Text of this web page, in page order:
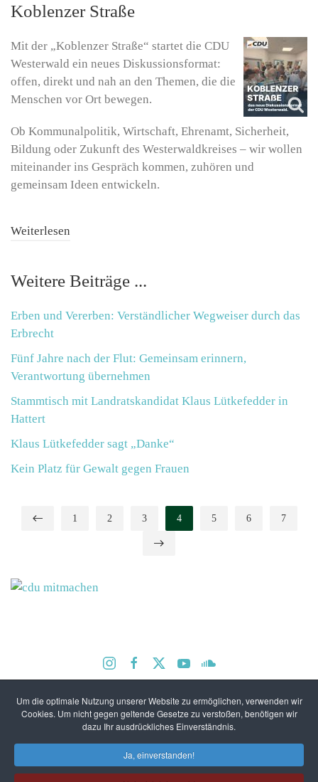
Um die optimale Nutzung unserer Website zu ermöglichen, verwenden wir
Cookies. Um nicht gegen geltende Gesetze zu verstoßen, benötigen wir
dazu Ihr ausdrückliches Einverständnis.
Ja, einverstanden!
Koblenzer Straße
Mit der „Koblenzer Straße“ startet die CDU
Westerwald ein neues Diskussionsformat:
offen, direkt und nah an den Themen, die die
Menschen vor Ort bewegen.
Ob Kommunalpolitik, Wirtschaft, Ehrenamt, Sicherheit,
Bildung oder Zukunft des Westerwaldkreises – wir wollen
miteinander ins Gespräch kommen, zuhören und
gemeinsam Ideen entwickeln.
Weiterlesen
Weitere Beiträge ...
Erben und Vererben: Verständlicher Wegweiser durch das
Erbrecht
Fünf Jahre nach der Flut: Gemeinsam erinnern,
Verantwortung übernehmen
Stammtisch mit Landratskandidat Klaus Lütkefedder in
Hattert
Klaus Lütkefedder sagt „Danke“
Kein Platz für Gewalt gegen Frauen
1 2 3 4 5 6 7
Kontakt / Anfahrt
CDU Rheinland-Pfalz
Datenschutz Datenschutz-Facebook